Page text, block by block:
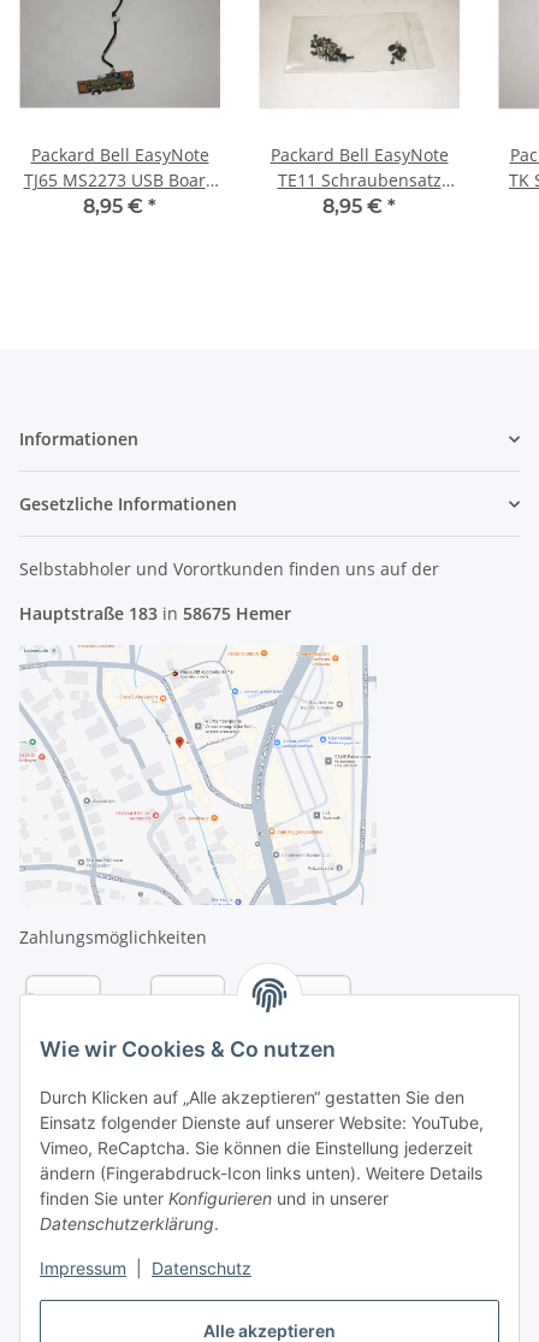
Alle akzeptieren
Wie wir Cookies & Co nutzen
Durch Klicken auf „Alle akzeptieren“ gestatten Sie den
Einsatz folgender Dienste auf unserer Website: YouTube,
Vimeo, ReCaptcha. Sie können die Einstellung jederzeit
ändern (Fingerabdruck-Icon links unten). Weitere Details
finden Sie unter Konfigurieren und in unserer
Datenschutzerklärung.
Impressum Datenschutz
Packard Bell EasyNote
TJ65 MS2273 USB Board
mit Kabel 48.4BU02.01M
8,95 € *
Packard Bell EasyNote
TE11 Schraubensatz
Screws Set #2263
8,95 € *
TK
Informationen
Gesetzliche Informationen
Selbstabholer und Vorortkunden finden uns auf der
Hauptstraße 183 in 58675 Hemer
Zahlungsmöglichkeiten